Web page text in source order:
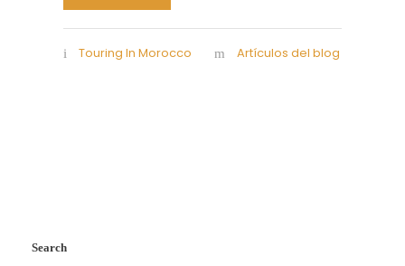
Touring In Morocco Artículos del blog
Search